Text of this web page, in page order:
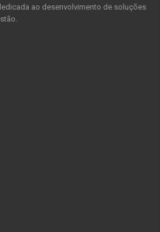
ao desenvolvimento de soluções